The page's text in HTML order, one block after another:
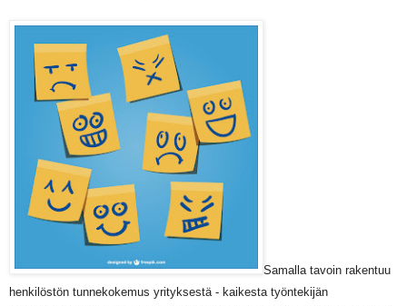
Samalla tavoin rakentuu
henkilöstön tunnekokemus yrityksestä - kaikesta työntekijän